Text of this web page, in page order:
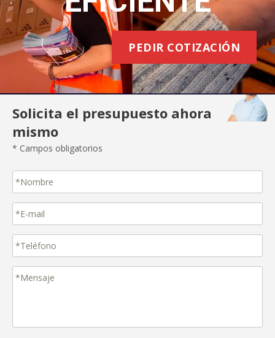
PEDIR COTIZACIÓN
Solicita el presupuesto ahora
mismo
* Campos obligatorios